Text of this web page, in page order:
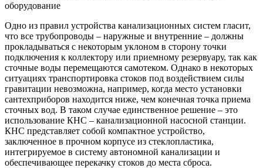
оборудование
Одно из правил устройства канализационных систем гласит,
что все трубопроводы – наружные и внутренние – должны
прокладываться с некоторым уклоном в сторону точки
подключения к коллектору или приемному резервуару, так как
сточные воды перемещаются самотеком. Однако в некоторых
ситуациях транспортировка стоков под воздействием силы
гравитации невозможна, например, когда место установки
сантехприборов находится ниже, чем конечная точка приема
сточных вод. В таком случае единственное решение – это
использование КНС – канализационной насосной станции.
КНС представляет собой компактное устройство,
заключенное в прочном корпусе из стеклопластика,
интегрируемое в систему автономной канализации и
обеспечивающее перекачку стоков до места сброса.